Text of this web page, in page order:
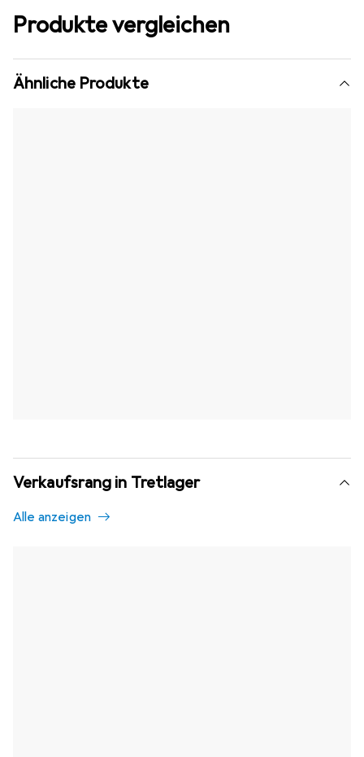
Produkte vergleichen
Ähnliche Produkte
Verkaufsrang in Tretlager
Alle anzeigen